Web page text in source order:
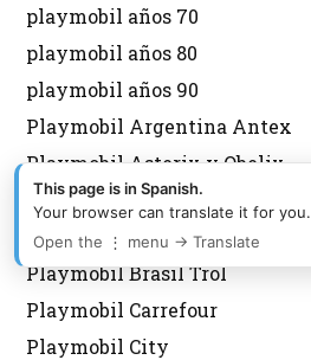
playmobil años 70
playmobil años 80
playmobil años 90
Playmobil Argentina Antex
Playmobil Asterix y Obelix
Playmobil aviones
Playmobil Belen
Playmobil Brasil Trol
Playmobil Carrefour
Playmobil City
This page is in Spanish.
Your browser can translate it for you.
Open the ⋮ menu → Translate